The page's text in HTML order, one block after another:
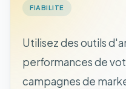
FIABILITE
Utilisez des outils
performances de
campagnes de